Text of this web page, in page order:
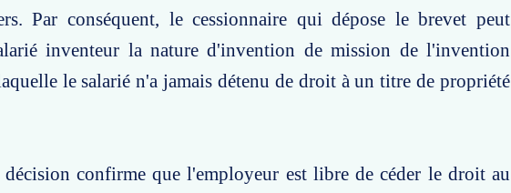
Par conséquent, le cessionnaire qui dépose le brevet peut
inventeur la nature d'invention de mission de l'invention
le salarié n'a jamais détenu de droit à un titre de propriété
décision confirme que l'employeur est libre de céder le droit au